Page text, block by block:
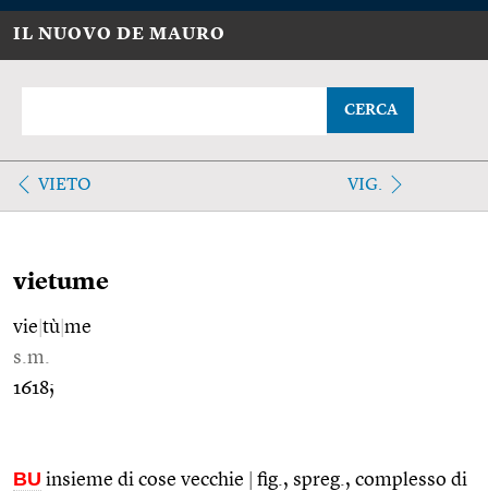
IL NUOVO DE MAURO
CERCA
VIETO VIG.
vietume
vie tù me
s.m.
1618;
BU insieme di cose vecchie
fig., spreg., complesso di